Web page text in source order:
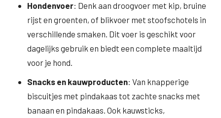
Hondenvoer: Denk aan droogvoer met kip, bruine
rijst en groenten, of blikvoer met stoofschotels in
verschillende smaken. Dit voer is geschikt voor
dagelijks gebruik en biedt een complete maaltijd
voor je hond.
Snacks en kauwproducten: Van knapperige
biscuitjes met pindakaas tot zachte snacks met
banaan en pindakaas. Ook kauwsticks,